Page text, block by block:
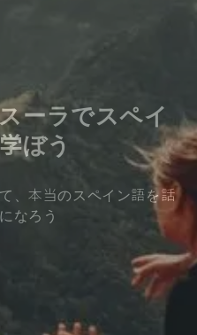
ーラでスペイ
ぼう
、本当のスペイン語を話
なろう